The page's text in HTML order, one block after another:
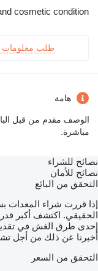
cosmetic condition.
طلب معلومات
هامة
الوصف مقدم من قبل
مباشرة.
نصائح للشراء
نصائح للأمان
التحقق من البائع
إذا قررت شراء المعدات
الحقيقي. اكتشف أكبر
إحدى طرق الغش في
أخبرنا عن ذلك من أجل
التحقق من السعر